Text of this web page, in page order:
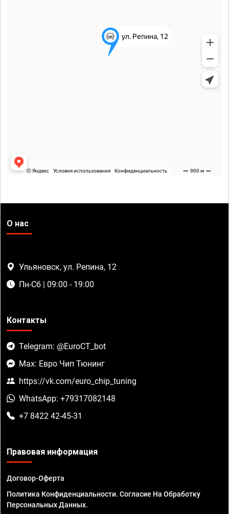
О нас
Ульяновск, ул. Репина, 12
Пн-Сб | 09:00 - 19:00
Контакты
Telegram: @EuroCT_bot
Max: Евро Чип Тюнинг
https://vk.com/euro_chip_tuning
WhatsApp: +79317082148
+7 8422 42-45-31
Правовая информация
Договор-Оферта
Политика Конфиденциальности. Согласие На Обработку
Персональных Данных.